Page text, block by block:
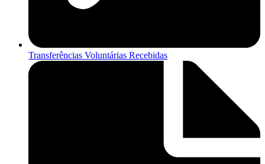
Transferências Voluntárias Recebidas